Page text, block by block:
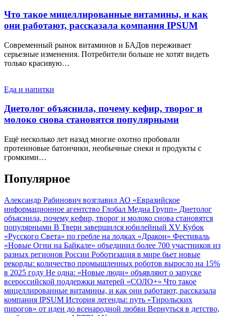
Что такое мицеллированные витамины, и как
они работают, рассказала компания IPSUM
Современный рынок витаминов и БАДов переживает
серьезные изменения. Потребители больше не хотят видеть
только красивую…
Еда и напитки
Диетолог объяснила, почему кефир, творог и
молоко снова становятся популярными
Ещё несколько лет назад многие охотно пробовали
протеиновые батончики, необычные снеки и продукты с
громкими…
Популярное
Александр Рабинович возглавил АО «Евразийское
информационное агентство Глобал Медиа Групп» Диетолог
объяснила, почему кефир, творог и молоко снова становятся
популярными В Твери завершился юбилейный XV Кубок
«Русского Света» по гребле на лодках «Дракон» Фестиваль
«Новые Огни на Байкале» объединил более 700 участников из
разных регионов России Роботизация в мире бьет новые
рекорды: количество промышленных роботов выросло на 15%
в 2025 году Не одна: «Новые люди» объявляют о запуске
всероссийской поддержки матерей «СОЛО+» Что такое
мицеллированные витамины, и как они работают, рассказала
компания IPSUM История легенды: путь «Тирольских
пирогов» от идеи до всенародной любви Вернуться в детство,